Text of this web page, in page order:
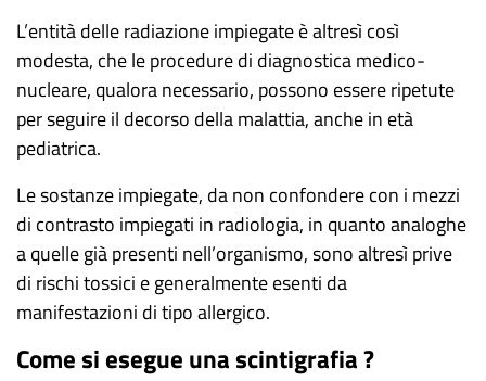
L’entità delle radiazione impiegate è altresì così
modesta, che le procedure di diagnostica medico-
nucleare, qualora necessario, possono essere ripetute
per seguire il decorso della malattia, anche in età
pediatrica.
Le sostanze impiegate, da non confondere con i mezzi
di contrasto impiegati in radiologia, in quanto analoghe
a quelle già presenti nell’organismo, sono altresì prive
di rischi tossici e generalmente esenti da
manifestazioni di tipo allergico.
Come si esegue una scintigrafia ?